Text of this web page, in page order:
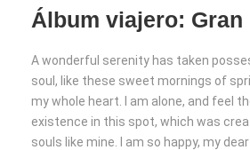
Álbum viajero: Gran
A wonderful serenity has taken
soul, like these sweet mornings of
my whole heart. I am alone, and feel
existence in this spot, which was
souls like mine. I am so happy, my